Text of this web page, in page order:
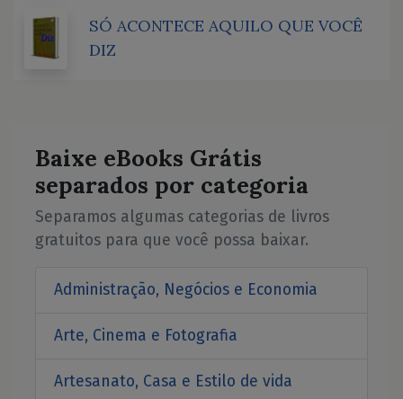
SÓ ACONTECE AQUILO QUE VOCÊ
DIZ
Baixe eBooks Grátis
separados por categoria
Separamos algumas categorias de livros
gratuitos para que você possa baixar.
Administração, Negócios e Economia
Arte, Cinema e Fotografia
Artesanato, Casa e Estilo de vida